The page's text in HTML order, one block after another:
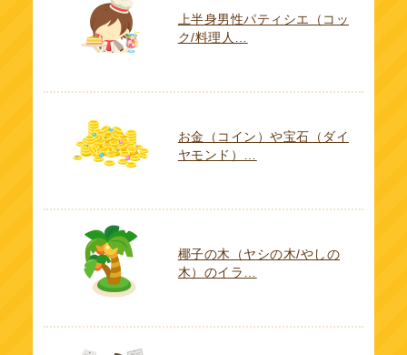
上半身男性パティシエ（コッ
ク/料理人…
お金（コイン）や宝石（ダイ
ヤモンド）…
椰子の木（ヤシの木/やしの
木）のイラ…